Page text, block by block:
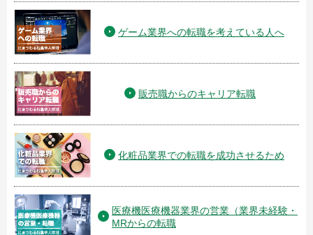
ゲーム業界への転職を考えている人へ
販売職からのキャリア転職
化粧品業界での転職を成功させるため
医療機医療機器業界の営業（業界未経験・
MRからの転職